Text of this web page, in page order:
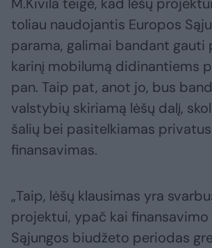
M.Kivila teigė, kad lėšų
toliau naudojantis Europos
parama, galimai bandant gauti
karinį mobilumą didinantiems
pan. Taip pat, anot jo, bus
valstybių skiriamą lėšų dalį,
šalių bei pasitelkiamas privatus
finansavimas.
„Taip, lėšų klausimas yra
projektui, ypač kai finansavimo
Sąjungos biudžeto periodas